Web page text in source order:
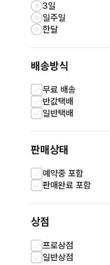
3일
일주일
한달
배송방식
무료 배송
반값택배
일반택배
판매상태
예약중 포함
판매완료 포함
상점
프로상점
일반상점